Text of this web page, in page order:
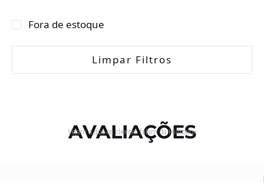
Fora de estoque
Limpar Filtros
AVALIAÇÕES
Vejam o que os clientes falam da Hidronox